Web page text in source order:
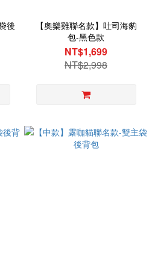
後
【奧樂雞聯名款】吐司海豹
包-黑色款
NT$1,699
NT$2,998